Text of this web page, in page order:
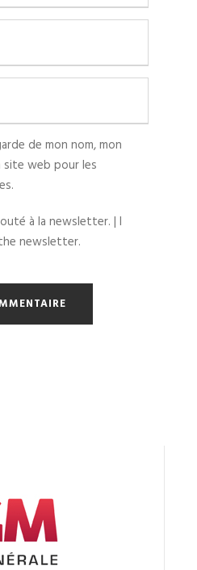
de mon nom, mon
site web pour les
à la newsletter. | I
newsletter.